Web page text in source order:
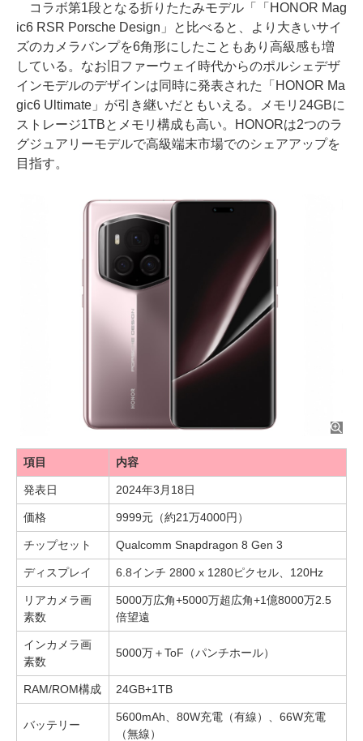
コラボ第1段となる折りたたみモデル「「HONOR Mag
ic6 RSR Porsche Design」と比べると、より大きいサイ
ズのカメラバンプを6角形にしたこともあり高級感も増
している。なお旧ファーウェイ時代からのポルシェデザ
インモデルのデザインは同時に発表された「HONOR Ma
gic6 Ultimate」が引き継いだともいえる。メモリ24GBに
ストレージ1TBとメモリ構成も高い。HONORは2つのラ
グジュアリーモデルで高級端末市場でのシェアアップを
目指す。
項目 内容
発表日 2024年3月18日
価格 9999元（約21万4000円）
チップセット Qualcomm Snapdragon 8 Gen 3
ディスプレイ 6.8インチ 2800 x 1280ピクセル、120Hz
リアカメラ画
素数
5000万広角+5000万超広角+1億8000万2.5
倍望遠
インカメラ画
素数
5000万＋ToF（パンチホール）
RAM/ROM構成 24GB+1TB
バッテリー
5600mAh、80W充電（有線）、66W充電
（無線）